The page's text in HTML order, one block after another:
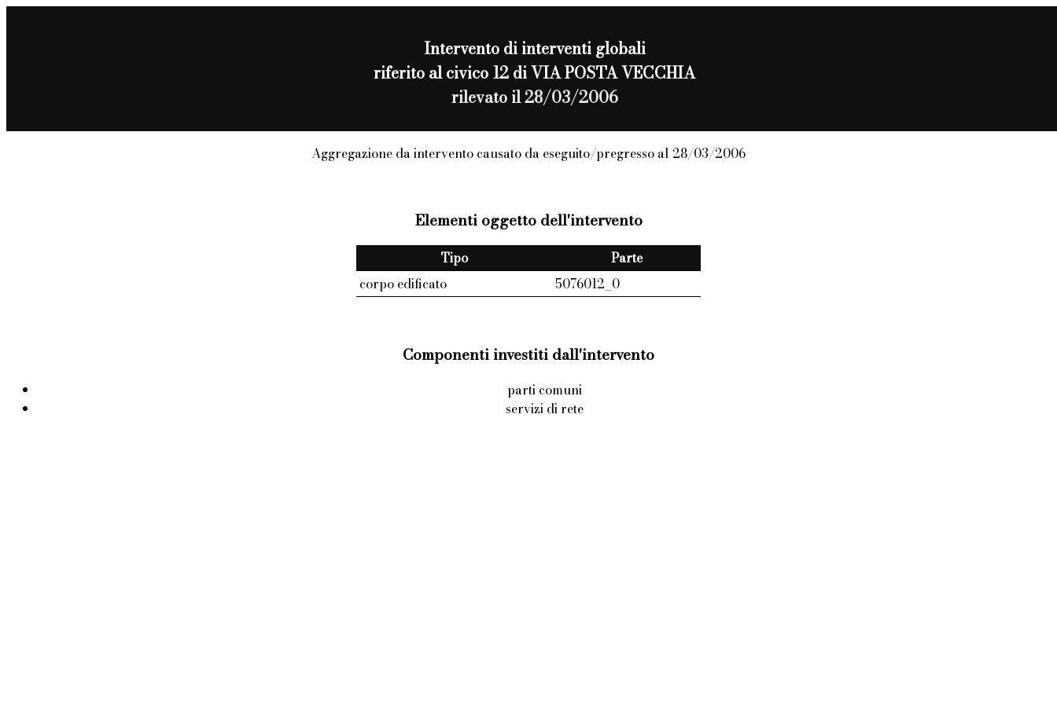
Intervento diinterventi globali
riferito al civico 12 di VIA POSTA VECCHIA
rilevato il 28/03/2006
Aggregazione da intervento causato da eseguito/pregresso al 28/03/2006
Elementi oggetto dell'intervento
Tipo
Parte
corpo edificato
5076012_0
Componenti investiti dall'intervento
parti comuni
servizi di rete